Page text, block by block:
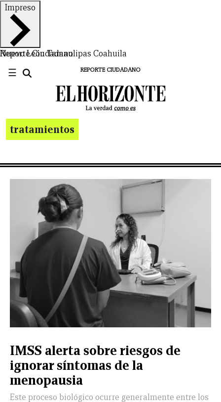
Impreso
Nuevo LeónTamaulipas Coahuila
Reporte Ciudadano
☰ REPORTE CIUDADANO
CERRAR
LEÓN
DE
VIDA
tratamientos
IMSS alerta sobre riesgos de
ignorar síntomas de la
menopausia
Este proceso biológico ocurre generalmente entre los